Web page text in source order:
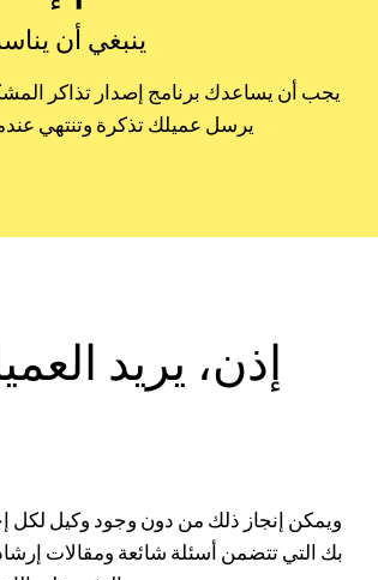
ينبغي أن
يجب أن يساعدك برنامج إصدار تذاكر
يرسل عميلك تذكرة وتنتهي
إذن، يريد
ويمكن إنجاز ذلك من دون وجود وكيل لكل
بك التي تتضمن أسئلة شائعة ومقالات